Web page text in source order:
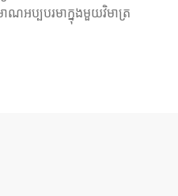
ណអប្បបរមាក្នុងមួយវិមាត្រ